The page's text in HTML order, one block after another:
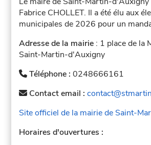
Fabrice CHOLLET. Il a été élu aux
municipales de 2026 pour un
Adresse de la mairie : 1 place de la
Saint-Martin-d'Auxigny
Téléphone :0248666161
Contact email :
Site officiel de la mairie de Saint-
Horaires d'ouvertures :